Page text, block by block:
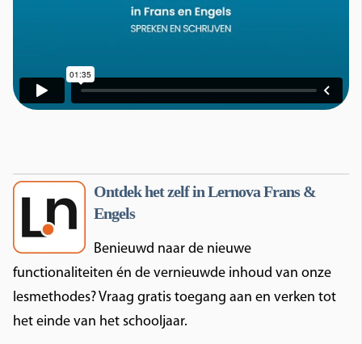
Ontdek het zelf in Lernova Frans &
Engels
Benieuwd naar de nieuwe
functionaliteiten én de vernieuwde inhoud van onze
lesmethodes? Vraag gratis toegang aan en verken tot
het einde van het schooljaar.